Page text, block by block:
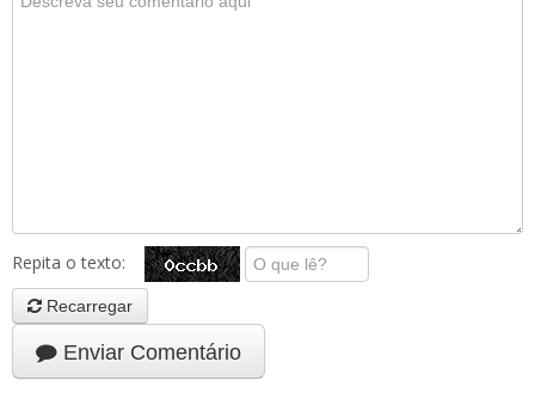
Repita o texto:
Recarregar
Enviar Comentário